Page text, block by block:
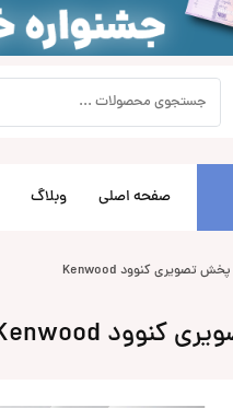
صفحه اصلی وبلاگ